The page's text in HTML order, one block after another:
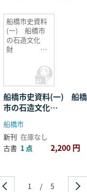
船橋市史資料
(一) 船橋市
の石造文化
財
船橋市史資料(一) 船橋
市の石造文化
船橋市
新刊 在庫なし
古書 1 点 2,200 円
1 / 5